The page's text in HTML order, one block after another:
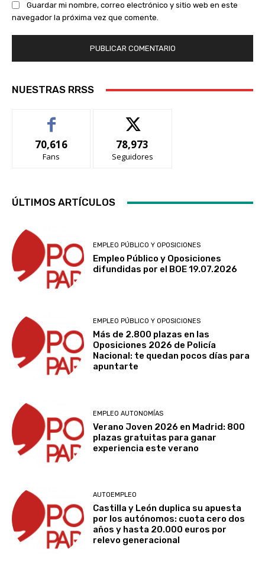
Guardar mi nombre, correo electrónico y sitio web en este
navegador la próxima vez que comente.
NUESTRAS RRSS
70,616
Fans
78,973
Seguidores
ÚLTIMOS ARTÍCULOS
EMPLEO PÚBLICO Y OPOSICIONES
Empleo Público y Oposiciones
difundidas por el BOE 19.07.2026
EMPLEO PÚBLICO Y OPOSICIONES
Más de 2.800 plazas en las
Oposiciones 2026 de Policía
Nacional: te quedan pocos días para
apuntarte
EMPLEO AUTONOMÍAS
Verano Joven 2026 en Madrid: 800
plazas gratuitas para ganar
experiencia este verano
AUTOEMPLEO
Castilla y León duplica su apuesta
por los autónomos: cuota cero dos
años y hasta 20.000 euros por
relevo generacional